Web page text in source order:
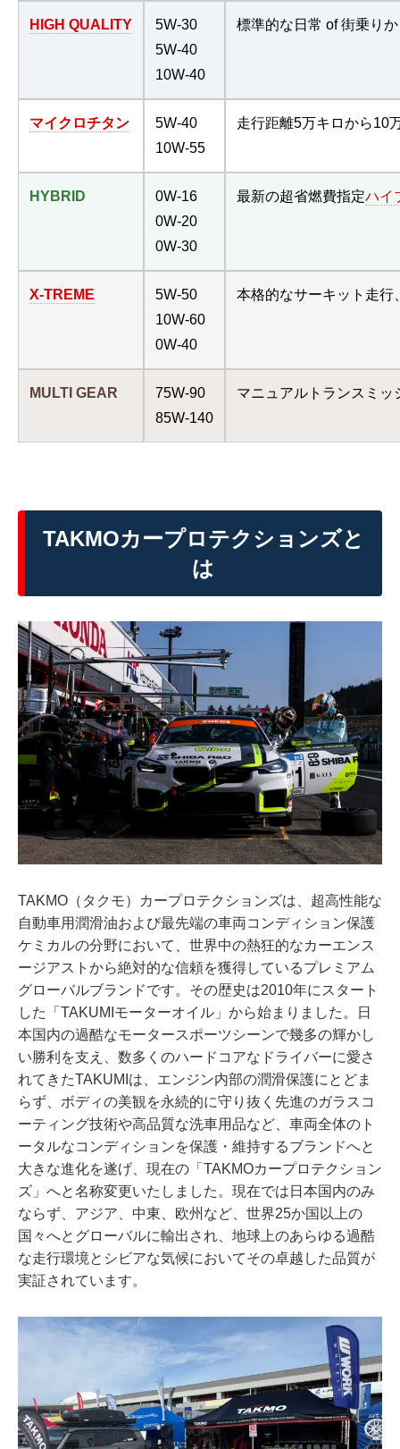
HIGH QUALITY
5W-30
5W-40
10W-40
標準的な日常 of 街乗り
マイクロチタン
5W-40
10W-55
走行距離5万キロから10
HYBRID
0W-16
0W-20
0W-30
最新の超省燃費指定ハイ
X-TREME
5W-50
10W-60
0W-40
本格的なサーキット走行
MULTI GEAR
75W-90
85W-140
マニュアルトランスミッ
TAKMOカープロテクションズと
は
TAKMO（タクモ）カープロテクションズは、超高性能な
自動車用潤滑油および最先端の車両コンディション保護
ケミカルの分野において、世界中の熱狂的なカーエンス
ージアストから絶対的な信頼を獲得しているプレミアム
グローバルブランドです。その歴史は2010年にスタート
した「TAKUMIモーターオイル」から始まりました。日
本国内の過酷なモータースポーツシーンで幾多の輝かし
い勝利を支え、数多くのハードコアなドライバーに愛さ
れてきたTAKUMIは、エンジン内部の潤滑保護にとどま
らず、ボディの美観を永続的に守り抜く先進のガラスコ
ーティング技術や高品質な洗車用品など、車両全体のト
ータルなコンディションを保護・維持するブランドへと
大きな進化を遂げ、現在の「TAKMOカープロテクション
ズ」へと名称変更いたしました。現在では日本国内のみ
ならず、アジア、中東、欧州など、世界25か国以上の
国々へとグローバルに輸出され、地球上のあらゆる過酷
な走行環境とシビアな気候においてその卓越した品質が
実証されています。